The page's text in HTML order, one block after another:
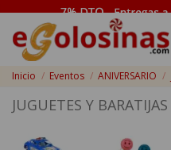
Inicio Eventos ANIVERSARIO
JUGUETES Y BARATIJAS